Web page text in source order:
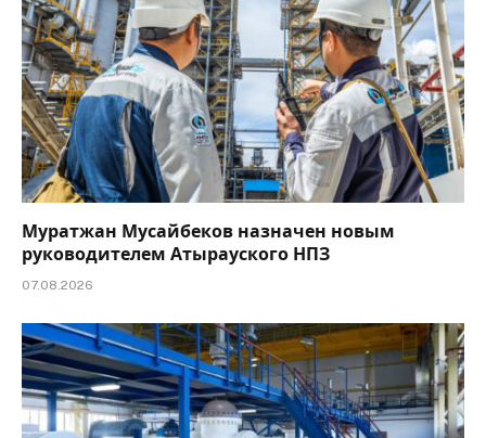
Муратжан Мусайбеков назначен новым
руководителем Атырауского НПЗ
07.08.2026